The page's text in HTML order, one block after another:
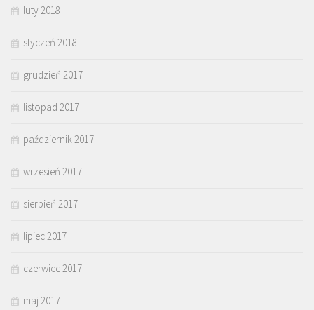
luty 2018
styczeń 2018
grudzień 2017
listopad 2017
październik 2017
wrzesień 2017
sierpień 2017
lipiec 2017
czerwiec 2017
maj 2017